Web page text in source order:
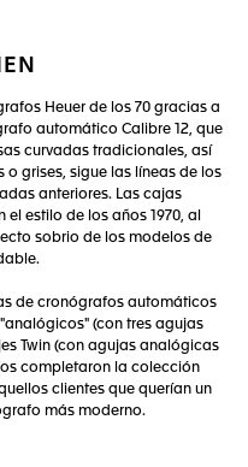
Heuer de los 70 gracias a
automático Calibre 12, que
curvadas tradicionales, así
grises, sigue las líneas de los
anteriores. Las cajas
estilo de los años 1970, al
sobrio de los modelos de
de cronógrafos automáticos
(con tres agujas
Twin (con agujas analógicas
completaron la colección
clientes que querían un
más moderno.